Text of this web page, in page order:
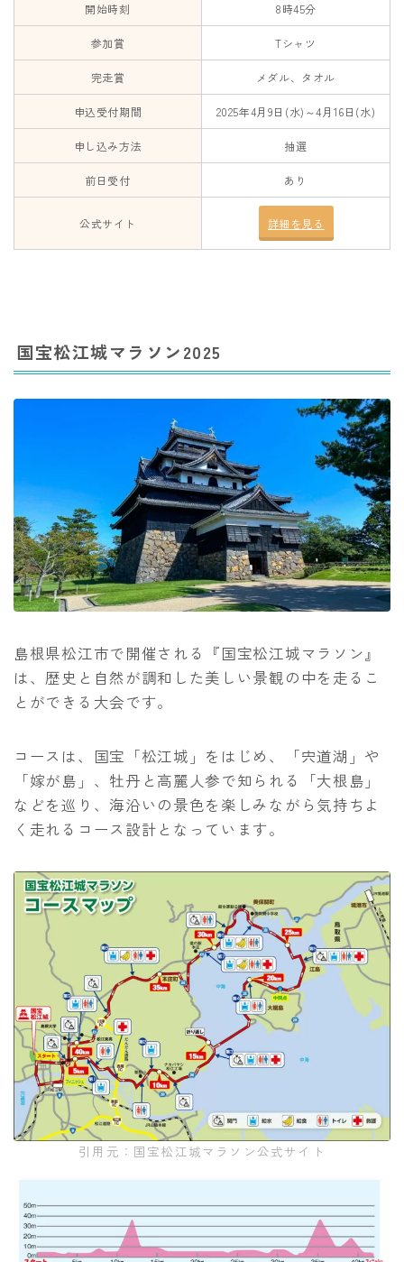
開始時刻 8時45分
参加賞 Tシャツ
完走賞 メダル、タオル
申込受付期間 2025年4月9日(水)～4月16日(水)
申し込み方法 抽選
前日受付 あり
公式サイト 詳細を見る
国宝松江城マラソン2025
島根県松江市で開催される『国宝松江城マラソン』
は、歴史と自然が調和した美しい景観の中を走るこ
とができる大会です。
コースは、国宝「松江城」をはじめ、「宍道湖」や
「嫁が島」、牡丹と高麗人参で知られる「大根島」
などを巡り、海沿いの景色を楽しみながら気持ちよ
く走れるコース設計となっています。
引用元：国宝松江城マラソン公式サイト